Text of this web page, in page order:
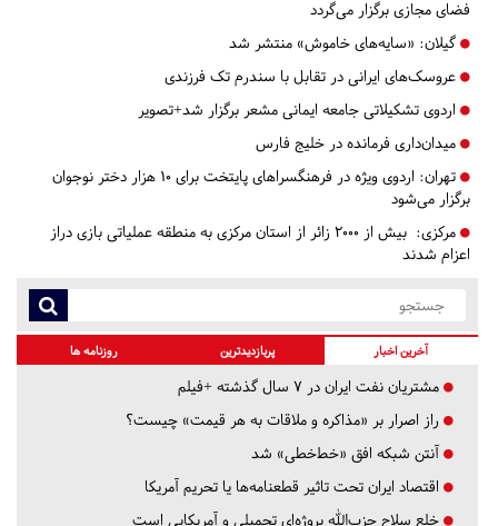
فضای مجازی برگزار می‌گردد
گیلان: «سایه‌های خاموش» منتشر شد
عروسک‌های ایرانی در تقابل با سندرم تک فرزندی
اردوی تشکیلاتی جامعه ایمانی مشعر برگزار شد+تصویر
میدان‌داری فرمانده در خلیج فارس
تهران:
اردوی ویژه در فرهنگسراهای پایتخت برای ۱۰ هزار دختر نوجوان
برگزار می‌شود
مرکزی:
بیش از ۲۰۰۰ زائر از استان مرکزی به منطقه عملیاتی بازی دراز
اعزام شدند
آخرین اخبار پربازدیدترین روزنامه ها
مشتریان نفت ایران در ۷ سال گذشته +فیلم
راز اصرار بر «مذاکره و ملاقات به هر قیمت» چیست؟
آنتن شبکه افق «خط‌خطی» شد
اقتصاد ایران تحت تاثیر قطعنامه‌ها یا تحریم‌ آمریکا
خلع سلاح حزب‌الله پروژه‌ای تحمیلی و آمریکایی است